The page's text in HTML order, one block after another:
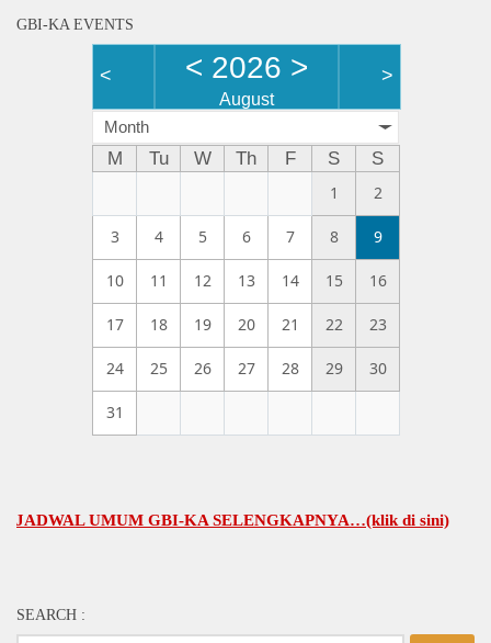
GBI-KA EVENTS
< < 2026 >
August
>
Month
M Tu W Th F S
S
1
2
3 4 5 6 7 8 9
10 11 12 13 14 15 16
17 18 19 20 21 22 23
24 25 26 27 28 29 30
31
UMUM GBI-KA SELENGKAPNYA…(klik di sini)
SEARCH :